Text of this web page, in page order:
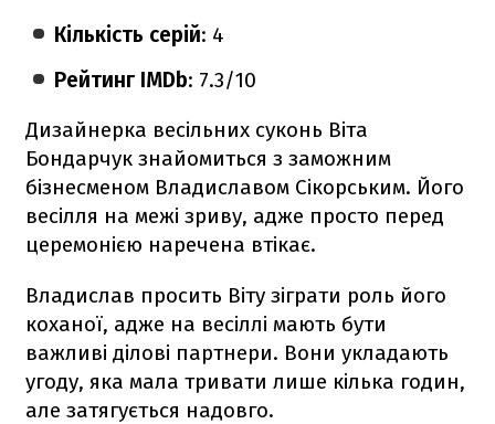
Кількість серій: 4
Рейтинг IMDb: 7.3/10
Дизайнерка весільних суконь Віта
Бондарчук знайомиться з заможним
бізнесменом Владиславом Сікорським. Його
весілля на межі зриву, адже просто перед
церемонією наречена втікає.
Владислав просить Віту зіграти роль його
коханої, адже на весіллі мають бути
важливі ділові партнери. Вони укладають
угоду, яка мала тривати лише кілька годин,
але затягується надовго.